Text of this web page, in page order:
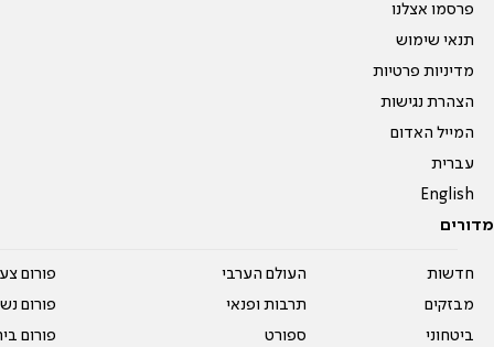
פרסמו אצלנו
תנאי שימוש
מדיניות פרטיות
הצהרת נגישות
המייל האדום
עברית
English
מדורים
חדשות
מבזקים
ביטחוני
העולם הערבי
תרבות ופנאי
ספורט
פורום
פורום
פורום